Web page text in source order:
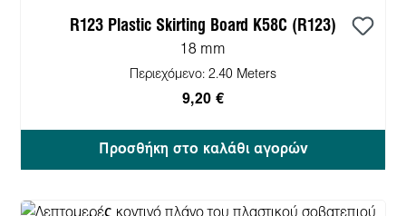
R123 Plastic Skirting Board K58C (R123)
18 mm
Περιεχόμενο: 2.40 Meters
9,20 €
Προσθήκη στο καλάθι αγορών